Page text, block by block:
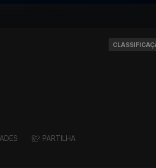
PARTILHA